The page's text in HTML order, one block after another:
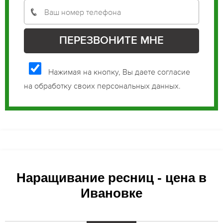
Нажимая на кнопку, Вы даете согласие
на обработку своих персональных данных.
Наращивание ресниц - цена в
Ивановке